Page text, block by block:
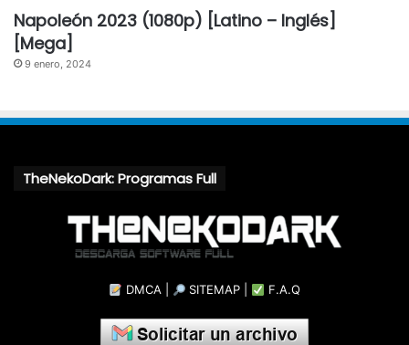
Napoleón 2023 (1080p) [Latino – Inglés]
[Mega]
9 enero, 2024
TheNekoDark: Programas Full
DMCA| SITEMAP F.A.Q